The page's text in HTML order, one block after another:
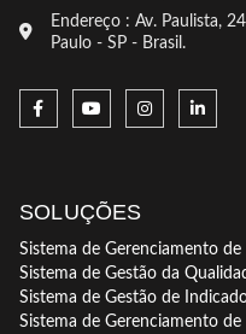
Endereço : Av. Paulista,
Paulo - SP - Brasil.
SOLUÇÕES
Sistema de Gerenciamento
Sistema de Gestão da
Sistema de Gestão de
Sistema de Gerenciamento de